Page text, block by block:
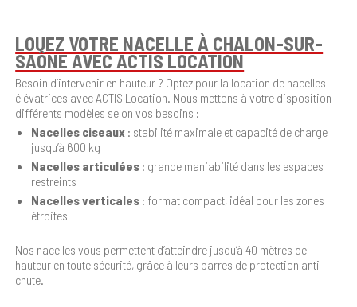
LOUEZ VOTRE NACELLE À CHALON-SUR-
SAÔNE AVEC ACTIS LOCATION
Besoin d’intervenir en hauteur ? Optez pour la location de nacelles
élévatrices avec ACTIS Location. Nous mettons à votre disposition
différents modèles selon vos besoins :
Nacelles ciseaux : stabilité maximale et capacité de charge
jusqu’à 600 kg
Nacelles articulées : grande maniabilité dans les espaces
restreints
Nacelles verticales : format compact, idéal pour les zones
étroites
Nos nacelles vous permettent d’atteindre jusqu’à 40 mètres de
hauteur en toute sécurité, grâce à leurs barres de protection anti-
chute.